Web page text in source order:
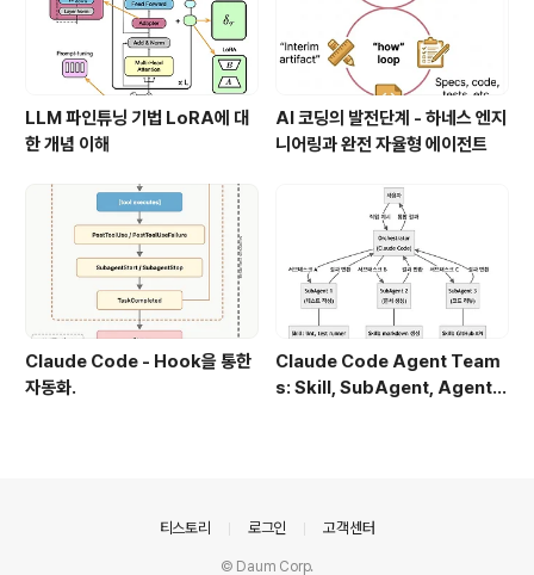
LLM 파인튜닝 기법 LoRA에 대
한 개념 이해
AI 코딩의 발전단계 - 하네스 엔지
니어링과 완전 자율형 에이전트
Claude Code - Hook을 통한
자동화.
Claude Code Agent Team
s: Skill, SubAgent, Agent T
티스토리 로그인 고객센터
© Daum Corp.